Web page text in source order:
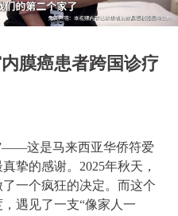
膜癌患者跨国诊疗
这是马来西亚华侨符爱
挚的感谢。2025年秋天，
一个疯狂的决定。而这个
遇见了一支“像家人一